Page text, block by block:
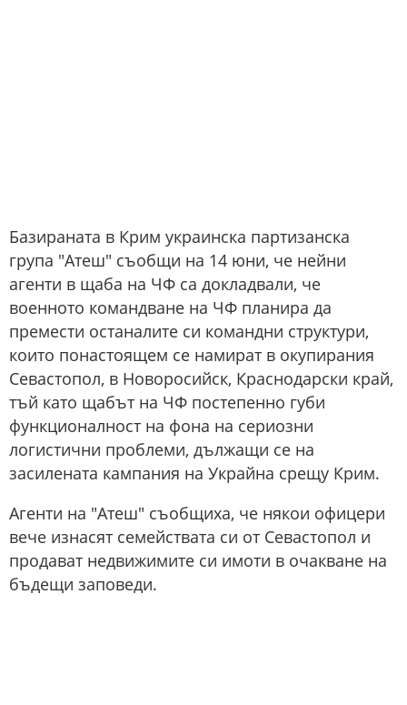
Базираната в Крим украинска партизанска
група "Атеш" съобщи на 14 юни, че нейни
агенти в щаба на ЧФ са докладвали, че
военното командване на ЧФ планира да
премести останалите си командни структури,
които понастоящем се намират в окупирания
Севастопол, в Новоросийск, Краснодарски край,
тъй като щабът на ЧФ постепенно губи
функционалност на фона на сериозни
логистични проблеми, дължащи се на
засилената кампания на Украйна срещу Крим.
Агенти на "Атеш" съобщиха, че някои офицери
вече изнасят семействата си от Севастопол и
продават недвижимите си имоти в очакване на
бъдещи заповеди.